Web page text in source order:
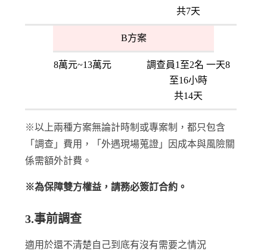
共7天
B方案
8萬元~13萬元
調查員1至2名 一天8
至16小時
共14天
※以上兩種方案無論計時制或專案制，都只包含
「調查」費用，「外遇現場蒐證」因成本與風險關
係需額外計費。
※為保障雙方權益，請務必簽訂合約。
3.事前調查
適用於還不清楚自己到底有沒有需要之情況